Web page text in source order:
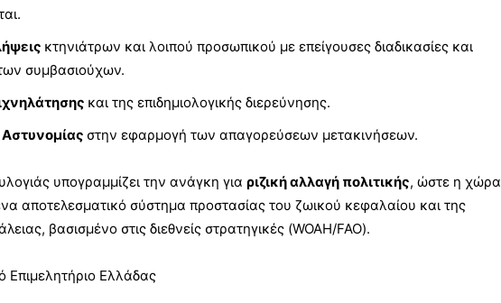
κτηνιάτρων και λοιπού προσωπικού με επείγουσες διαδικασίες και
συμβασιούχων.
και της επιδημιολογικής διερεύνησης.
στην εφαρμογή των απαγορεύσεων μετακινήσεων.
υπογραμμίζει την ανάγκη για ριζική αλλαγή πολιτικής, ώστε η χώρα
αποτελεσματικό σύστημα προστασίας του ζωικού κεφαλαίου και της
βασισμένο στις διεθνείς στρατηγικές (WOAH/FAO).
Επιμελητήριο Ελλάδας